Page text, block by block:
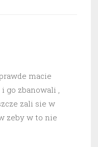
macie
go zbanowali ,
zali sie w
zeby w to nie